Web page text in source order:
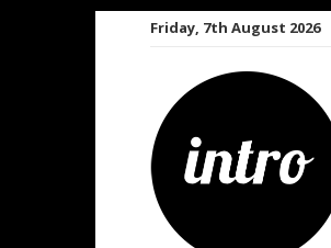
Friday, 7th August 2026